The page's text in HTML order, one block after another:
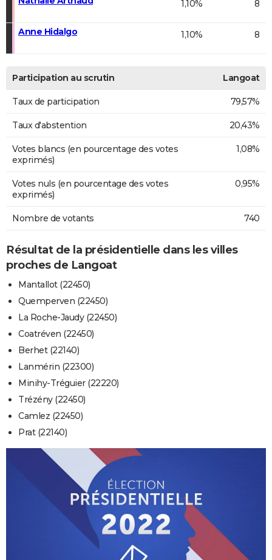
1,10% 8
Anne Hidalgo 1,10% 8
Participation au scrutin Langoat
Taux de participation 79,57%
Taux d'abstention 20,43%
Votes blancs (en pourcentage des votes
exprimés)
1,08%
Votes nuls (en pourcentage des votes
exprimés)
0,95%
Nombre de votants 740
Résultat de la présidentielle dans les villes
proches de Langoat
Mantallot (22450)
Quemperven (22450)
La Roche-Jaudy (22450)
Coatréven (22450)
Berhet (22140)
Lanmérin (22300)
Minihy-Tréguier (22220)
Trézény (22450)
Camlez (22450)
Prat (22140)